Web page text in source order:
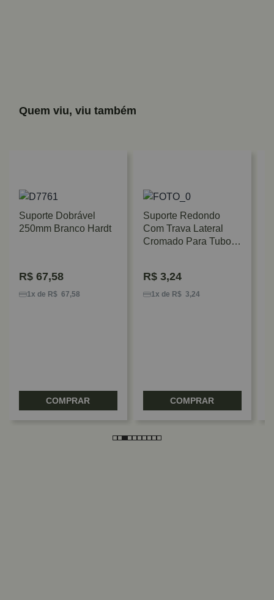
Quem viu, viu também
Suporte Dobrável
250mm Branco Hardt
R$ 67,58
1x de R$ 67,58
COMPRAR
Suporte Redondo
Com Trava Lateral
Cromado Para Tubo
R$ 3,24
1x de R$ 3,24
COMPRAR